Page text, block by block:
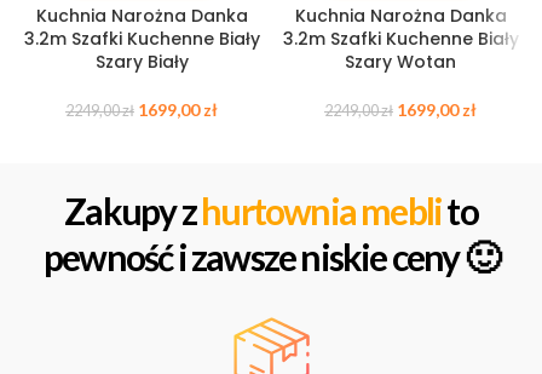
Kuchnia Narożna Danka
3.2m Szafki Kuchenne Biały
Szary Biały
2249,00zł 1699,00zł
Kuchnia Narożna Danka
3.2m Szafki Kuchenne Biały
Szary Wotan
2249,00zł 1699,00zł
Zakupy zhurtownia meblito
pewność i zawsze niskie ceny 🙂